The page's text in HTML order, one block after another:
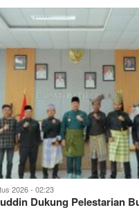
2026 - 02:23
Dukung Pelestarian